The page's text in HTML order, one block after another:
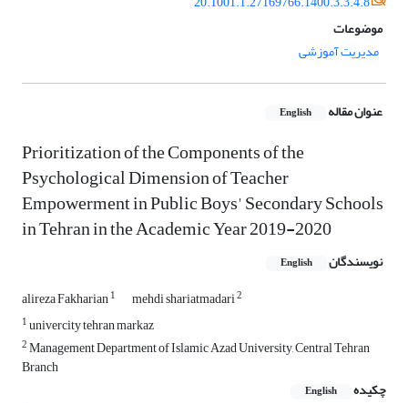
موضوعات
مدیریت آموزشی
عنوان مقاله English
Prioritization of the Components of the
Psychological Dimension of Teacher
Empowerment in Public Boys' Secondary Schools
in Tehran in the Academic Year 2019-2020
نویسندگان English
alireza Fakharian1 mehdi shariatmadari2
1univercity tehran markaz
2Management Department of Islamic Azad University, Central Tehran
Branch
چکیده
English